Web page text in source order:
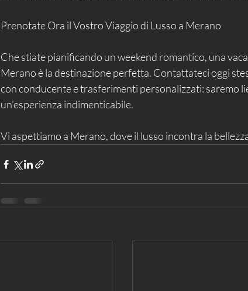
Prenotate Ora il Vostro Viaggio di Lusso a Merano
Che stiate pianificando un weekend romantico, una
Merano è la destinazione perfetta. Contattateci oggi
con conducente e trasferimenti personalizzati: saremo
un’esperienza indimenticabile.
Vi aspettiamo a Merano, dove il lusso incontra la